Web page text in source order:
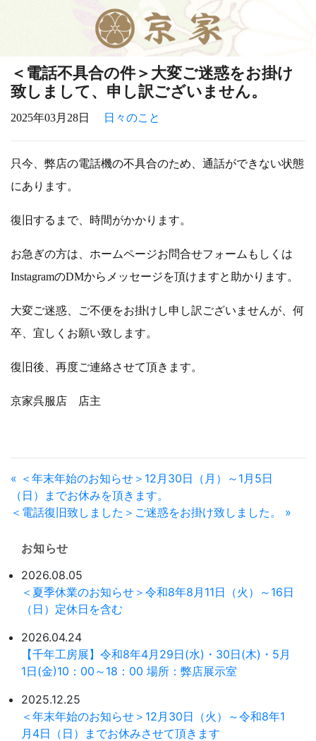
＜電話不具合の件＞大変ご迷惑をお掛け
致しまして、申し訳ございません。
2025年03月28日 日々のこと
只今、弊店の電話機の不具合のため、通話ができない状態
にあります。
復旧するまで、時間がかかります。
お急ぎの方は、ホームページお問合せフォームもしくは
InstagramのDMからメッセージを頂けますと助かります。
大変ご迷惑、ご不便をお掛けし申し訳ございませんが、何
卒、宜しくお願い致します。
復旧後、再度ご連絡させて頂きます。
京家呉服店 店主
« ＜年末年始のお知らせ＞12月30日（月）～1月5日
（日）までお休みを頂きます。
＜電話復旧致しました＞ご迷惑をお掛け致しました。 »
お知らせ
2026.08.05
＜夏季休業のお知らせ＞令和8年8月11日（火）～16日
（日）定休日を含む
2026.04.24
【千年工房展】令和8年4月29日(水)・30日(木)・5月
1日(金)10：00～18：00 場所：弊店展示室
2025.12.25
＜年末年始のお知らせ＞12月30日（火）～令和8年1
月4日（日）までお休みさせて頂きます